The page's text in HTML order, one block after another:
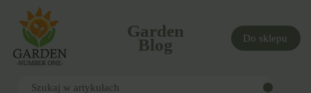
Garden
Blog Do sklepu